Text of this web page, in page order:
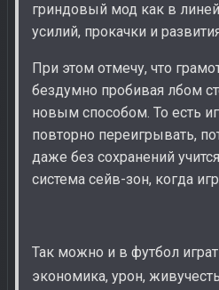
гриндовый мод как в
усилий, прокачки и
При этом отмечу, что
бездумно пробивая лбом
новым способом. То есть
повторно переигрывать,
даже без сохранений
система сейв-зон, когда
Так можно и в футбол
экономика, урон,